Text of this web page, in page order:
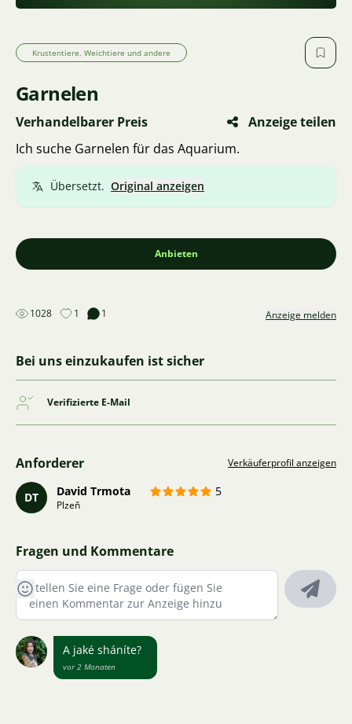
Krustentiere, Weichtiere und andere
Garnelen
Verhandelbarer Preis
Anzeige teilen
Ich suche Garnelen für das Aquarium.
Übersetzt. Original anzeigen
Anbieten
1028 1 1 Anzeige melden
Bei uns einzukaufen ist sicher
Verifizierte E-Mail
Anforderer Verkäuferprofil anzeigen
DT David Trmota 5
Plzeň
Fragen und Kommentare
A jaké sháníte?
vor 2 Monaten